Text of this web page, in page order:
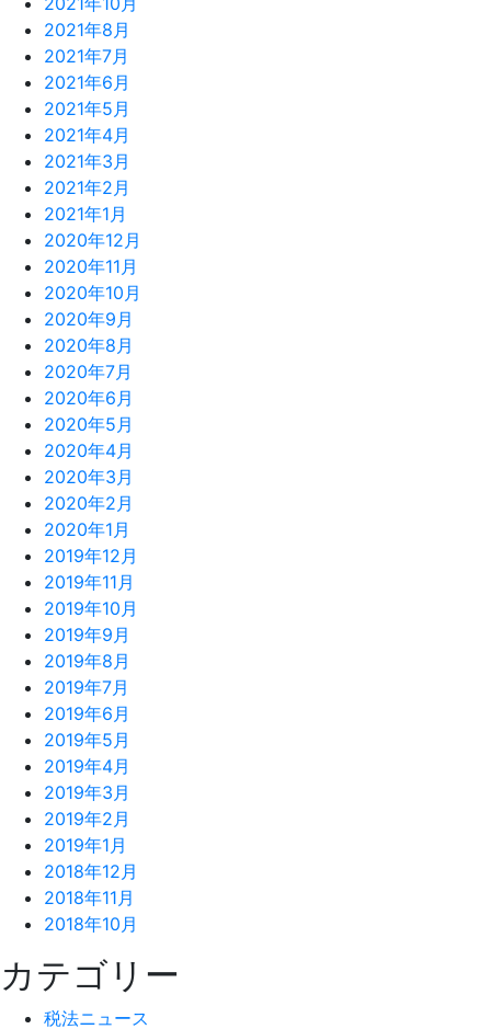
2021年8月
2021年7月
2021年6月
2021年5月
2021年4月
2021年3月
2021年2月
2021年1月
2020年12月
2020年11月
2020年10月
2020年9月
2020年8月
2020年7月
2020年6月
2020年5月
2020年4月
2020年3月
2020年2月
2020年1月
2019年12月
2019年11月
2019年10月
2019年9月
2019年8月
2019年7月
2019年6月
2019年5月
2019年4月
2019年3月
2019年2月
2019年1月
2018年12月
2018年11月
2018年10月
カテゴリー
税法ニュース